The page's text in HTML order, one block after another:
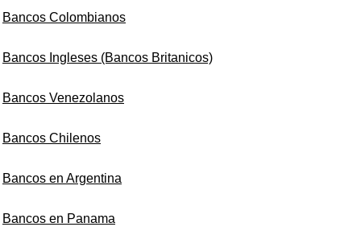
Bancos Colombianos
Bancos Ingleses (Bancos Britanicos)
Bancos Venezolanos
Bancos Chilenos
Bancos en Argentina
Bancos en Panama